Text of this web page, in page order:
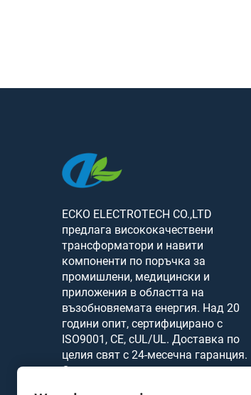
ECKO ELECTROTECH CO.,LTD
предлага висококачествени
трансформатори и навити
компоненти по поръчка за
промишлени, медицински и
приложения в областта на
възобновяемата енергия. Над 20
години опит, сертифицирано с
ISO9001, CE, cUL/UL. Доставка по
целия свят с 24-месечна гаранция.
Свържете се с нас днес.